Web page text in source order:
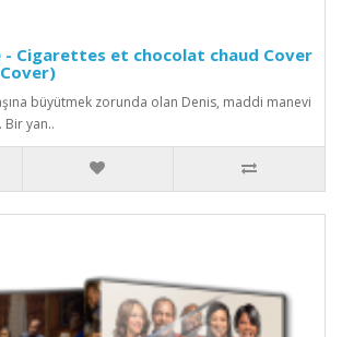
- Cigarettes et chocolat chaud Cover
büyütmek zorunda olan Denis, maddi manevi
yan..